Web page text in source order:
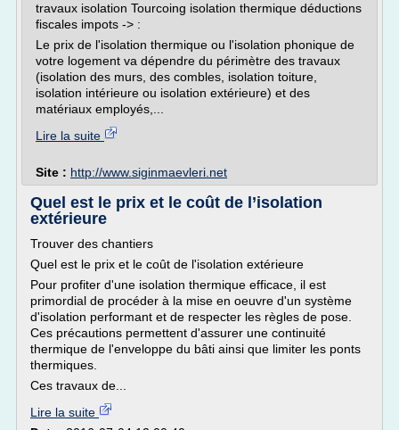
travaux isolation Tourcoing isolation thermique déductions
fiscales impots -> :
Le prix de l'isolation thermique ou l'isolation phonique de
votre logement va dépendre du périmètre des travaux
(isolation des murs, des combles, isolation toiture,
isolation intérieure ou isolation extérieure) et des
matériaux employés,...
Lire la suite
Site : http://www.siginmaevleri.net
Quel est le prix et le coût de l’isolation
extérieure
Trouver des chantiers
Quel est le prix et le coût de l'isolation extérieure
Pour profiter d'une isolation thermique efficace, il est
primordial de procéder à la mise en oeuvre d'un système
d'isolation performant et de respecter les règles de pose.
Ces précautions permettent d'assurer une continuité
thermique de l'enveloppe du bâti ainsi que limiter les ponts
thermiques.
Ces travaux de...
Lire la suite